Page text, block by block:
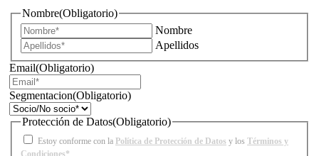
Nombre(Obligatorio)
Nombre
Apellidos
Email(Obligatorio)
Segmentacion(Obligatorio)
Protección de Datos(Obligatorio)
Estoy conforme con la Política de Protección de Datos y los Términos y
Condiciones*